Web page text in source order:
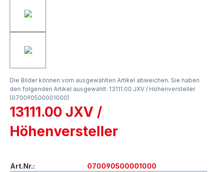
Die Bilder können vom ausgewählten Artikel abweichen. Sie haben
den folgenden Artikel ausgewählt: 13111.00 JXV / Höhenversteller
(070090500001000)
13111.00 JXV /
Höhenversteller
Art.Nr.:
070090500001000